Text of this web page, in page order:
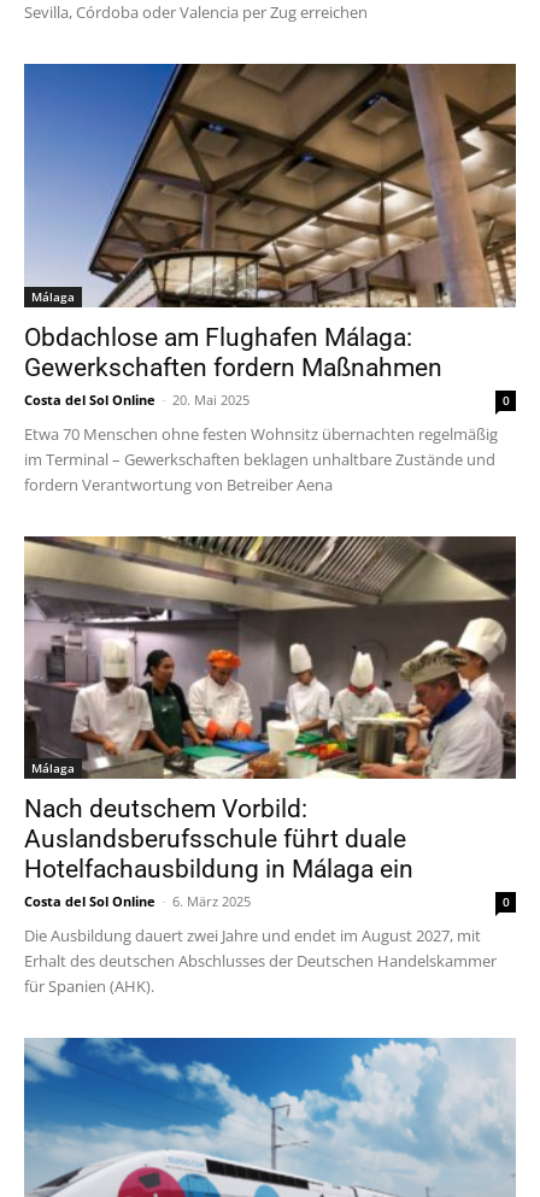
Sevilla, Córdoba oder Valencia per Zug erreichen
Málaga
Obdachlose am Flughafen Málaga:
Gewerkschaften fordern Maßnahmen
Costa del Sol Online - 20. Mai 2025 0
Etwa 70 Menschen ohne festen Wohnsitz übernachten regelmäßig
im Terminal – Gewerkschaften beklagen unhaltbare Zustände und
fordern Verantwortung von Betreiber Aena
Málaga
Nach deutschem Vorbild:
Auslandsberufsschule führt duale
Hotelfachausbildung in Málaga ein
Costa del Sol Online - 6. März 2025 0
Die Ausbildung dauert zwei Jahre und endet im August 2027, mit
Erhalt des deutschen Abschlusses der Deutschen Handelskammer
für Spanien (AHK).